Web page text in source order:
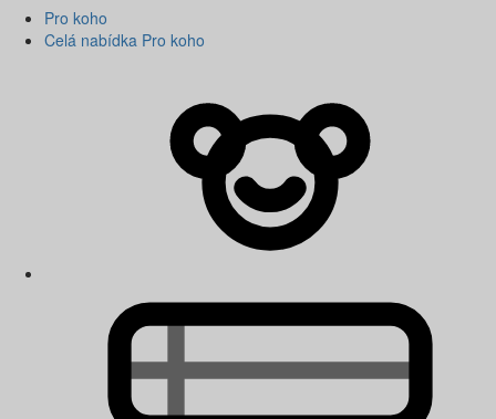
Pro koho
Celá nabídka Pro koho